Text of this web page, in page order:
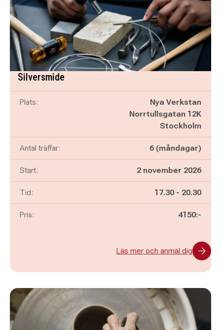
Silversmide
Plats:
Nya Verkstan
Norrtullsgatan 12K
Stockholm
Antal träffar: 6 (måndagar)
Start: 2 november 2026
Tid: Pågår mellan
17.30 - och
20.30
Pris: 4150:-
Läs mer och anmäl dig